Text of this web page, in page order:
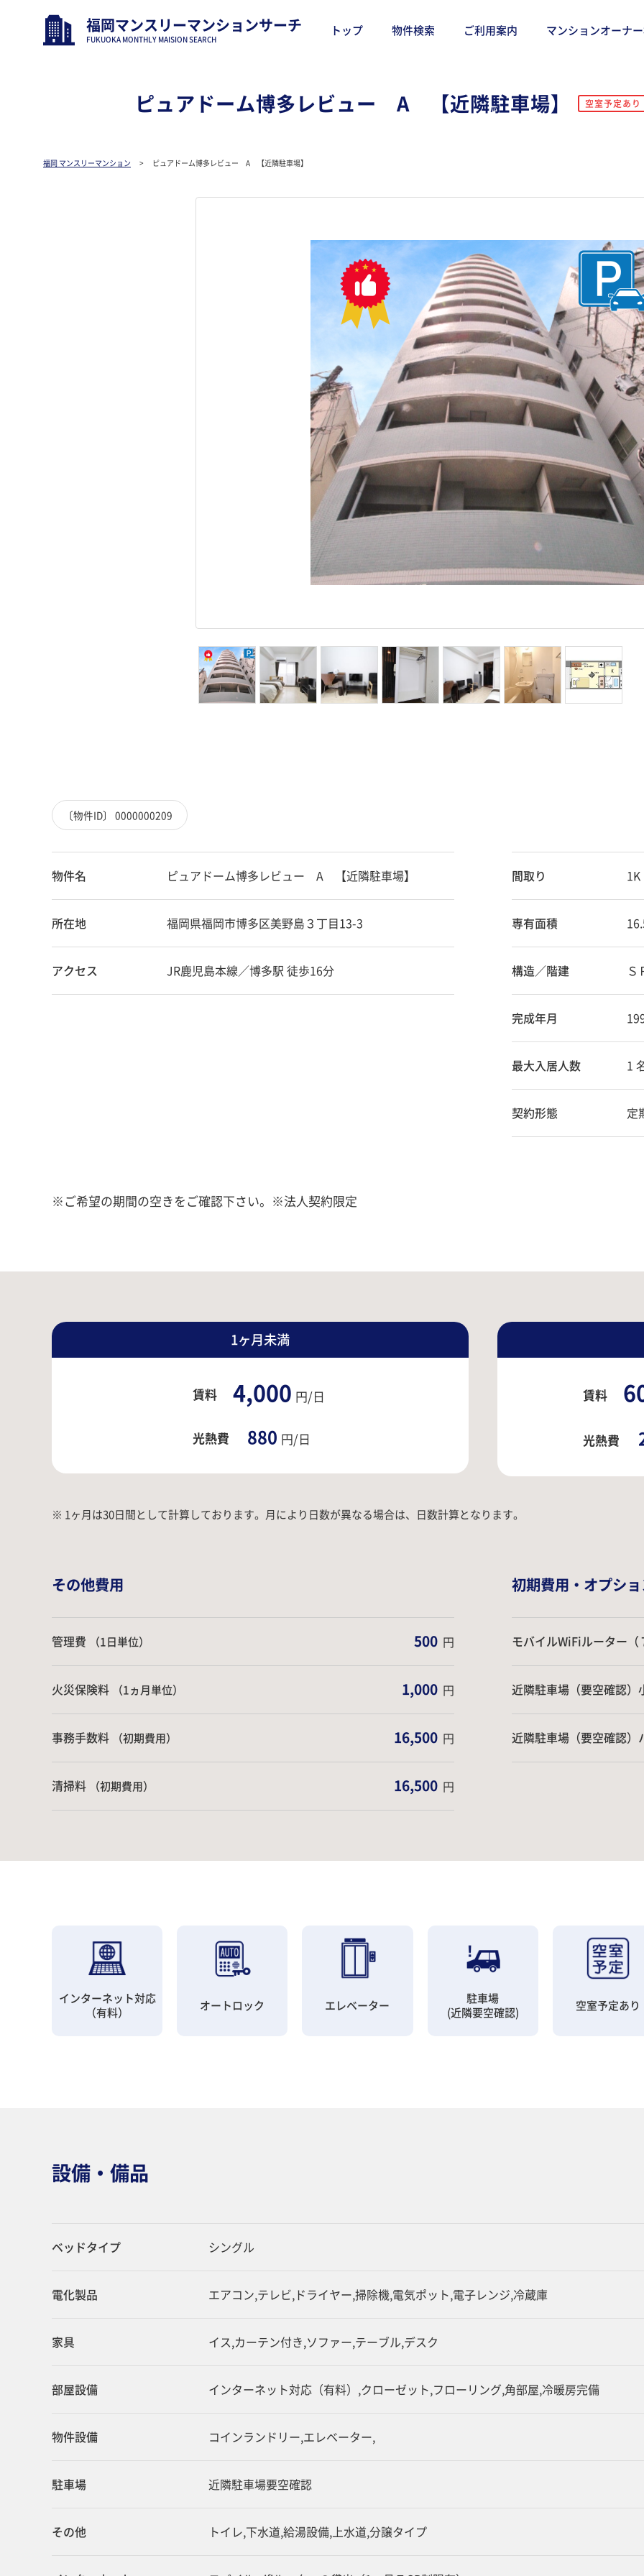
福岡マンスリーマンションサーチ
FUKUOKA MONTHLY MAISION SEARCH
トップ 物件検索 ご利用案内 マンションオーナ
ピュアドーム博多レビュー A 【近隣駐車場】 空室予定あり
福岡 マンスリーマンション ピュアドーム博多レビュー A 【近隣駐車場】
〔物件ID〕 0000000209
物件名 ピュアドーム博多レビュー A 【近隣駐車場】
所在地 福岡県福岡市博多区美野島３丁目13-3
アクセス JR鹿児島本線／博多駅 徒歩16分
間取り 1K
専有面積
構造／階建 Ｓ
完成年月
最大入居人数 1
契約形態 定
※ご希望の期間の空きをご確認下さい。※法人契約限定
1ヶ月未満
賃料 4,000 円/日
光熱費 880 円/日
賃料
光熱費
※ 1ヶ月は30日間として計算しております。 月により日数が異なる場合は、日数計算となります。
その他費用
管理費 （1日単位） 500 円
火災保険料 （1ヵ月単位） 1,000 円
事務手数料 （初期費用） 16,500 円
清掃料 （初期費用） 16,500 円
初期費用・オプシ
モバイルWiFiルーター（
近隣駐車場（要空確認）
近隣駐車場（要空確認）
インターネット対応
（有料）
オートロック エレベーター
駐車場
(近隣要空確認)
空室予定あり
設備・備品
ベッドタイプ シングル
電化製品 エアコン,テレビ,ドライヤー,掃除機,電気ポット,電子レンジ,冷蔵庫
家具 イス,カーテン付き,ソファー,テーブル,デスク
部屋設備 インターネット対応（有料）,クローゼット,フローリング,角部屋,冷暖房完備
物件設備 コインランドリー,エレベーター,
駐車場 近隣駐車場要空確認
その他 トイレ,下水道,給湯設備,上水道,分譲タイプ